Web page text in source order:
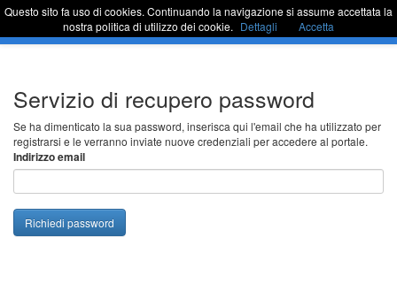
contenuto
barra
Sportello Unico
Servizio di recupero password
Se ha dimenticato la sua password, inserisca qui l'email che ha utilizzato per
registrarsi e le verranno inviate nuove credenziali per accedere al portale.
Indirizzo email
Richiedi password
Questo sito fa uso di cookies. Continuando la navigazione si assume accettata la
nostra politica di utilizzo dei cookie. Dettagli Accetta